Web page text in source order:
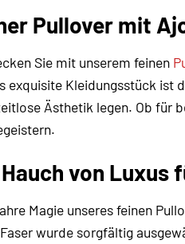
Pullover mit
Sie mit unserem feinen
exquisite Kleidungsstück ist
Ästhetik legen. Ob für
von Luxus
Magie unseres feinen
wurde sorgfältig